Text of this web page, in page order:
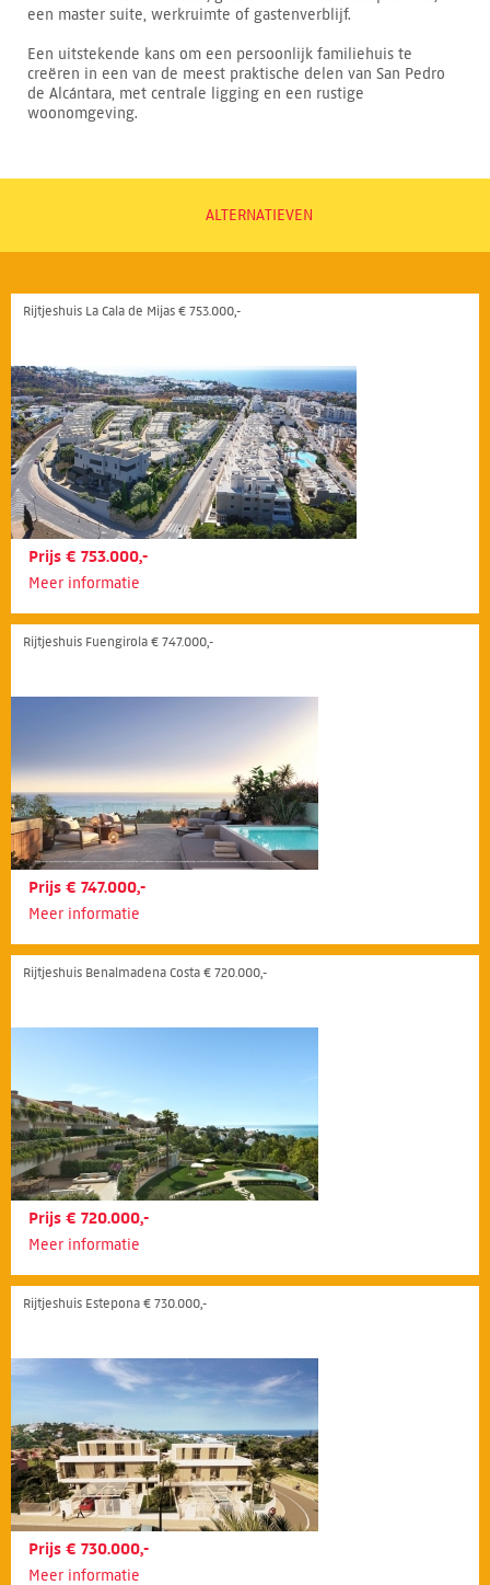
een master suite, werkruimte of gastenverblijf.
Een uitstekende kans om een persoonlijk familiehuis te
creëren in een van de meest praktische delen van San Pedro
de Alcántara, met centrale ligging en een rustige
woonomgeving.
ALTERNATIEVEN
Rijtjeshuis La Cala de Mijas € 753.000,-
Prijs € 753.000,-
Meer informatie
Rijtjeshuis Fuengirola € 747.000,-
Prijs € 747.000,-
Meer informatie
Rijtjeshuis Benalmadena Costa € 720.000,-
Prijs € 720.000,-
Meer informatie
Rijtjeshuis Estepona € 730.000,-
Prijs € 730.000,-
Meer informatie